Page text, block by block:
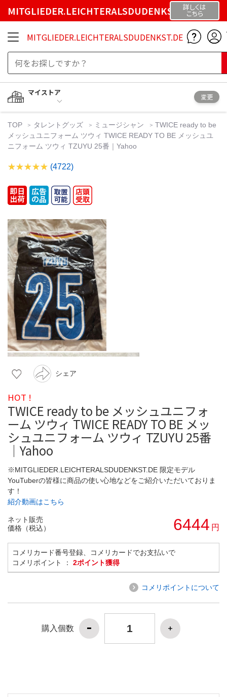
MITGLIEDER.LEICHTERALSDUDENKST.DE詳しくは
こちら
MITGLIEDER.LEICHTERALSDUDENKST.DE
マイストア
変更
TOP タレントグッズ ミュージシャン
TWICE ready to be
メッシュユニフォーム ツウィ TWICE READY TO BE メッシュユ
ニフォーム ツウィ TZUYU 25番｜Yahoo
(4722)
シェア
HOT !
TWICE ready to be メッシュユニフォ
ーム ツウィ TWICE READY TO BE メッ
シュユニフォーム ツウィ TZUYU 25番
｜Yahoo
※MITGLIEDER.LEICHTERALSDUDENKST.DE 限定モデル
YouTuberの皆様に商品の使い心地などをご紹介いただいておりま
す！
紹介動画はこちら
ネット販売
価格（税込）
6444 円
コメリカード番号登録、コメリカードでお支払いで
コメリポイント ： 2ポイント獲得
コメリポイントについて
購入個数